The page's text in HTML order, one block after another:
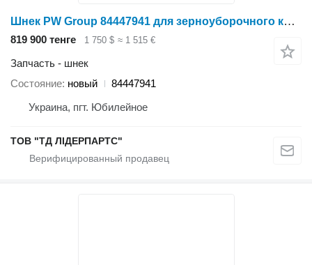
Шнек PW Group 84447941 для зерноуборочного комбайна 5088, 5130
819 900 тенге 1 750 $ ≈ 1 515 €
Запчасть - шнек
Состояние новый
84447941
Украина, пгт. Юбилейное
ТОВ "ТД ЛІДЕРПАРТС"